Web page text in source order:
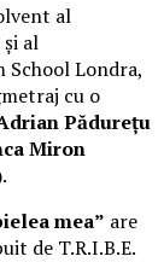
al
și al
School Londra,
cu o
Pădurețu
Miron
.
mea” are
de T.R.I.B.E.